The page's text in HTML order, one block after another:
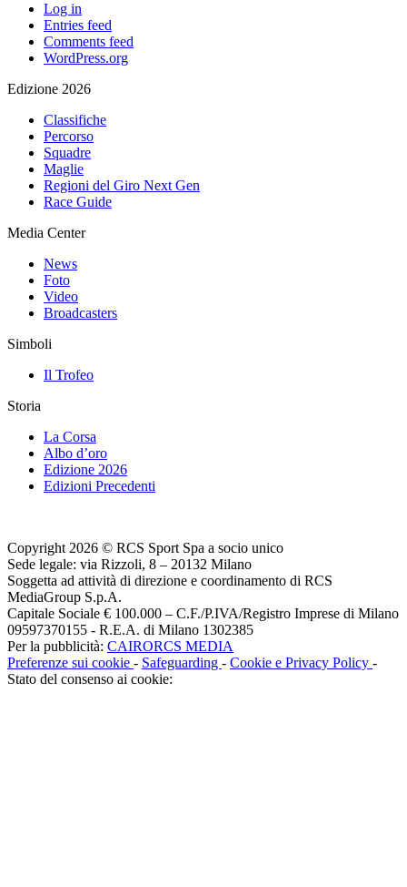
Log in
Entries feed
Comments feed
WordPress.org
Edizione 2026
Classifiche
Percorso
Squadre
Maglie
Regioni del Giro Next Gen
Race Guide
Media Center
News
Foto
Video
Broadcasters
Simboli
Il Trofeo
Storia
La Corsa
Albo d’oro
Edizione 2026
Edizioni Precedenti
Copyright 2026 © RCS Sport Spa a socio unico
Sede legale: via Rizzoli, 8 – 20132 Milano
Soggetta ad attività di direzione e coordinamento di RCS
MediaGroup S.p.A.
Capitale Sociale € 100.000 – C.F./P.IVA/Registro Imprese di Milano
09597370155 - R.E.A. di Milano 1302385
Per la pubblicità: CAIRORCS MEDIA
Preferenze sui cookie - Safeguarding - Cookie e Privacy Policy -
Stato del consenso ai cookie: